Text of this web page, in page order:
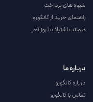
شیوه های پرداخت
راهنمای خرید از کانگورو
ضمانت اشتراک تا روز آخر
درباره ما
درباره کانگورو
تماس با کانگورو